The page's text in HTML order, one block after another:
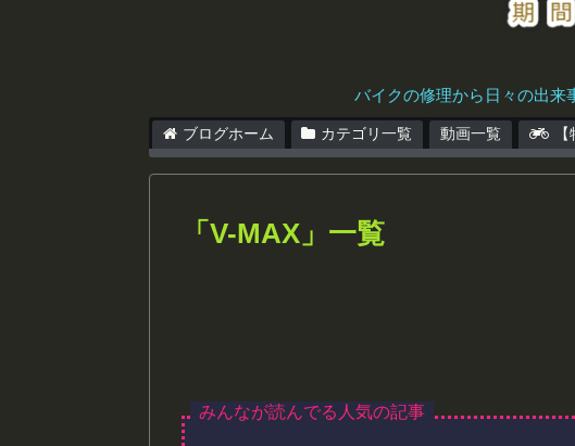
バイクの修理から日々の出来
ブログホーム カテゴリ一覧 動画一覧
「 V-MAX 」 一覧